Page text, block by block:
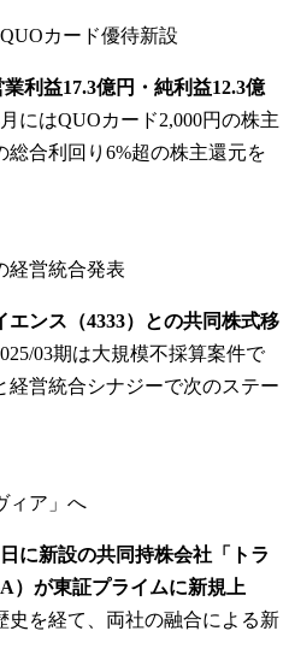
カード優待新設
利益17.3億円・純利益12.3億
にはQUOカード2,000円の株主
合利回り6%超の株主還元を
経営統合発表
エンス（4333）との共同株式移
03期は大規模不採算案件で
営統合シナジーで次のステー
ィア」へ
に新設の共同持株会社「トラ
）が東証プライムに新規上
史を経て、両社の融合による新